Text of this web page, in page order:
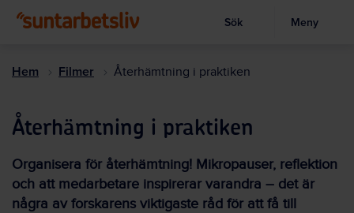
till
Visa sökruta
Sök Meny
Hem Filmer Återhämtning i praktiken
Återhämtning i praktiken
Organisera för återhämtning! Mikropauser, reflektion
och att medarbetare inspirerar varandra – det är
några av forskarens viktigaste råd för att få till